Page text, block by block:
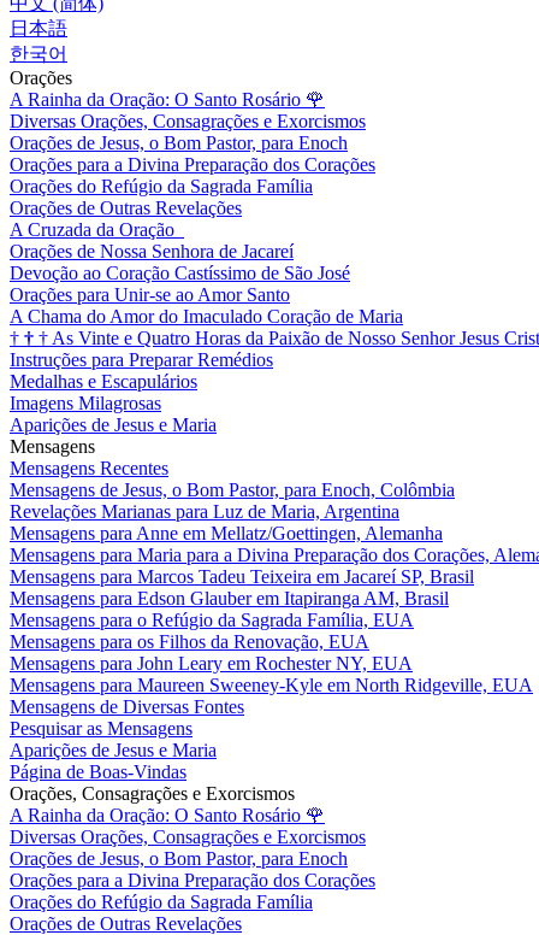
日本語
한국어
Orações
A Rainha da Oração: O Santo Rosário 🌹
Diversas Orações, Consagrações e Exorcismos
Orações de Jesus, o Bom Pastor, para Enoch
Orações para a Divina Preparação dos Corações
Orações do Refúgio da Sagrada Família
Orações de Outras Revelações
A Cruzada da Oração
Orações de Nossa Senhora de Jacareí
Devoção ao Coração Castíssimo de São José
Orações para Unir-se ao Amor Santo
A Chama do Amor do Imaculado Coração de Maria
† † † As Vinte e Quatro Horas da Paixão de Nosso Senhor Jesus
Instruções para Preparar Remédios
Medalhas e Escapulários
Imagens Milagrosas
Aparições de Jesus e Maria
Mensagens
Mensagens Recentes
Mensagens de Jesus, o Bom Pastor, para Enoch, Colômbia
Revelações Marianas para Luz de Maria, Argentina
Mensagens para Anne em Mellatz/Goettingen, Alemanha
Mensagens para Maria para a Divina Preparação dos Corações,
Mensagens para Marcos Tadeu Teixeira em Jacareí SP, Brasil
Mensagens para Edson Glauber em Itapiranga AM, Brasil
Mensagens para o Refúgio da Sagrada Família, EUA
Mensagens para os Filhos da Renovação, EUA
Mensagens para John Leary em Rochester NY, EUA
Mensagens para Maureen Sweeney-Kyle em North Ridgeville, EUA
Mensagens de Diversas Fontes
Pesquisar as Mensagens
Aparições de Jesus e Maria
Página de Boas-Vindas
Orações, Consagrações e Exorcismos
A Rainha da Oração: O Santo Rosário 🌹
Diversas Orações, Consagrações e Exorcismos
Orações de Jesus, o Bom Pastor, para Enoch
Orações para a Divina Preparação dos Corações
Orações do Refúgio da Sagrada Família
Orações de Outras Revelações